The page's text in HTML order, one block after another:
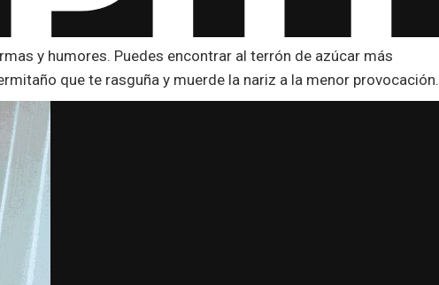
y humores. Puedes encontrar al terrón de azúcar más
que te rasguña y muerde la nariz a la menor provocación.